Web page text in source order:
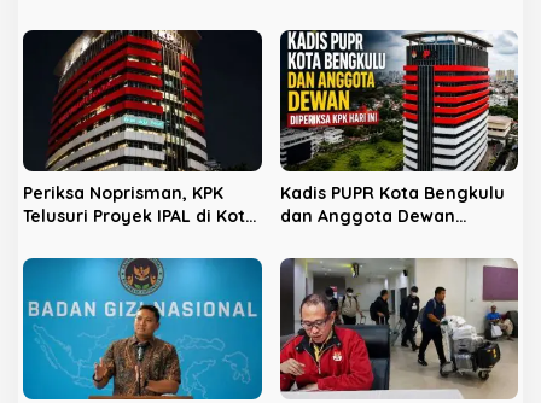
Proyek di Pemkot Bengkulu
Periksa Noprisman, KPK
Telusuri Proyek IPAL di Kota
Kadis PUPR Kota Bengkulu
dan Anggota Dewan